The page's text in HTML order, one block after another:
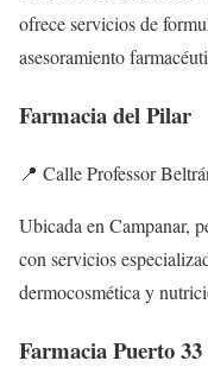
ofrece servicios de
asesoramiento
Farmacia del Pilar
📍 Calle Professor
Ubicada en Campanar,
con servicios
dermocosmética y
Farmacia Puerto 33